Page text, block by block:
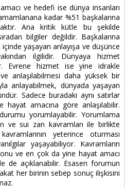
ve hedefi ise dünya insanları
kadar %51 başkalarına
Ana kritik kütle bu şekilde
bilgiler değildir. Başkalarına
yaşayan anlayışa ve düşünce
ilgilidir. Dünyaya hizmet
Evrene hizmet ise yine idrakle
anlaşılabilmesi daha yüksek bir
anlayabilmek, dünyada yaşayan
Sadece buradaki aynı satırlar
hayat amacına göre anlaşılabilir.
yorumlayabilir. Yorumlama
ve sui zan kavramları ile birlikte
yeterince oturması
yaşayabiliyor. Kavramların
ve en çok da yine hayat amacı
de açıklanabilir. Esasen forumun
her birinin sebep sonuç ilişkisini